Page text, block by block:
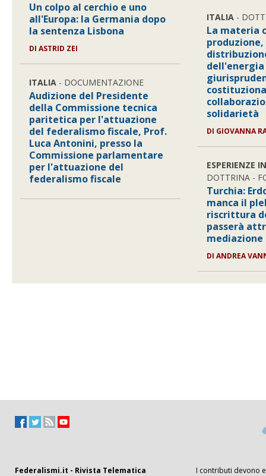
Un colpo al cerchio e uno
all'Europa: la Germania dopo
la sentenza Lisbona
DI ASTRID ZEI
ITALIA - DOCUMENTAZIONE
Audizione del Presidente
della Commissione tecnica
paritetica per l'attuazione
del federalismo fiscale, Prof.
Luca Antonini, presso la
Commissione parlamentare
per l'attuazione del
federalismo fiscale
ITALIA -
La materia
solidarietà
DI GIOVANNA
ESPERIENZE
DOTTRINA -
Turchia:
manca il
riscrittura
passerà
mediazione
DI ANDREA
Federalismi.it - Rivista Telematica
I contributi devono